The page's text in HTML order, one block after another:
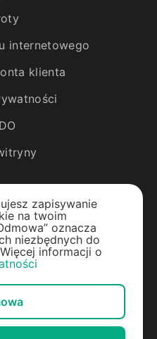
internetowego
klienta
zapisywanie
na twoim
oznacza
niezbędnych do
informacji o